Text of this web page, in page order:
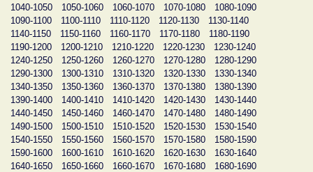
1040-1050
1050-1060 1060-1070 1070-1080
1080-1090
1090-1100
1100-1110 1110-1120 1120-1130
1130-1140
1140-1150
1150-1160 1160-1170 1170-1180
1180-1190
1190-1200
1200-1210 1210-1220 1220-1230
1230-1240
1240-1250
1250-1260 1260-1270 1270-1280
1280-1290
1290-1300
1300-1310 1310-1320 1320-1330
1330-1340
1340-1350
1350-1360 1360-1370 1370-1380
1380-1390
1390-1400
1400-1410 1410-1420 1420-1430
1430-1440
1440-1450
1450-1460 1460-1470 1470-1480
1480-1490
1490-1500
1500-1510 1510-1520 1520-1530
1530-1540
1540-1550
1550-1560 1560-1570 1570-1580
1580-1590
1590-1600
1600-1610 1610-1620 1620-1630
1630-1640
1640-1650
1650-1660 1660-1670 1670-1680
1680-1690